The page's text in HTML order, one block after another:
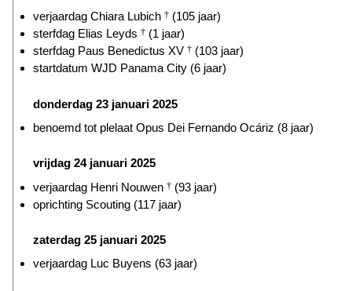
verjaardag Chiara Lubich † (105 jaar)
sterfdag Elias Leyds † (1 jaar)
sterfdag Paus Benedictus XV † (103 jaar)
startdatum WJD Panama City (6 jaar)
donderdag 23 januari 2025
benoemd tot plelaat Opus Dei Fernando Ocáriz (8 jaar)
vrijdag 24 januari 2025
verjaardag Henri Nouwen † (93 jaar)
oprichting Scouting (117 jaar)
zaterdag 25 januari 2025
verjaardag Luc Buyens (63 jaar)